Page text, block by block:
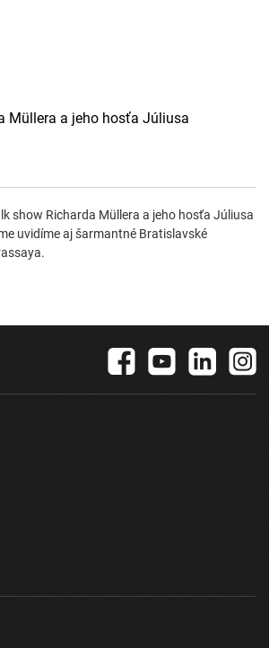
Müllera a jeho hosťa Júliusa
show Richarda Müllera a jeho hosťa Júliusa
uvidíme aj šarmantné Bratislavské